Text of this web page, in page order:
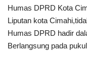
Humas DPRD Kota
Liputan kota
Humas DPRD hadir
Berlangsung pada